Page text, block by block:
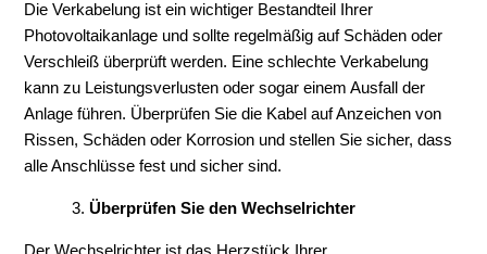
Die Verkabelung ist ein wichtiger Bestandteil Ihrer
Photovoltaikanlage und sollte regelmäßig auf Schäden oder
Verschleiß überprüft werden. Eine schlechte Verkabelung
kann zu Leistungsverlusten oder sogar einem Ausfall der
Anlage führen. Überprüfen Sie die Kabel auf Anzeichen von
Rissen, Schäden oder Korrosion und stellen Sie sicher, dass
alle Anschlüsse fest und sicher sind.
Überprüfen Sie den Wechselrichter
Der Wechselrichter ist das Herzstück Ihrer